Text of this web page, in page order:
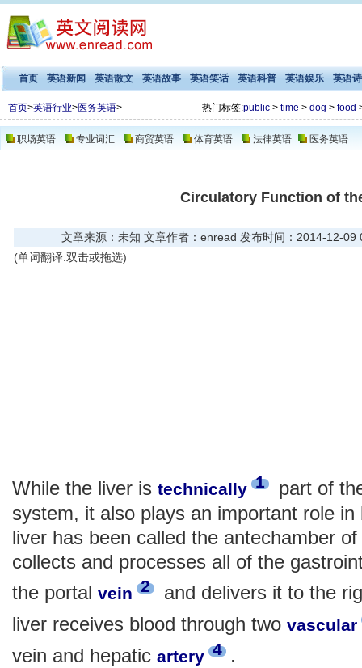
首页 英语新闻 英语散文 英语故事 英语笑话 英语科普 英语娱乐 英语
首页>英语行业>医务英语> 热门标签:public > time > dog > food
职场英语 专业词汇 商贸英语 体育英语 法律英语 医务英语
Circulatory Function of
文章来源：未知 文章作者：enread 发布时间：2014-12-09
(单词翻译:双击或拖选)
While the liver is technically 1
part of
system, it also plays an important role
liver has been called the antechamber
collects and processes all of the
the portal vein 2
and delivers it to the
liver receives blood through two vascular
vein and hepatic artery 4 .